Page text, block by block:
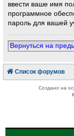
ввести ваше имя
программное
пароль для вашей
Вернуться на
Список форумов
Создано на